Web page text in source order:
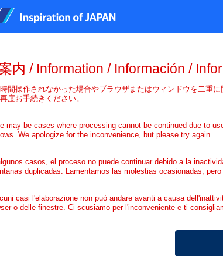
内 / Information / Información /
間操作されなかった場合やブラウザまたはウィンドウを二重
度お手続きください。
may be cases where processing cannot be continued due to
We apologize for the inconvenience, but please try again.
casos, el proceso no puede continuar debido a la
duplicadas. Lamentamos las molestias ocasionadas,
casi l'elaborazione non può andare avanti a causa
o delle finestre. Ci scusiamo per l'inconveniente e ti